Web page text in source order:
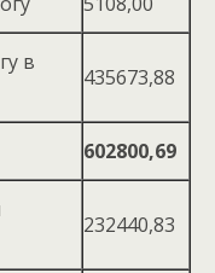
в
435673,88
602800,69
232440,83